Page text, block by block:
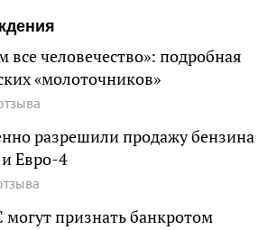
человечество»: подробная
«молоточников»
разрешили продажу бензина
Евро-4
признать банкротом